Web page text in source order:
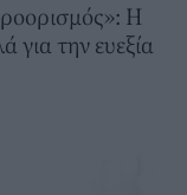
Η
για την ευεξία